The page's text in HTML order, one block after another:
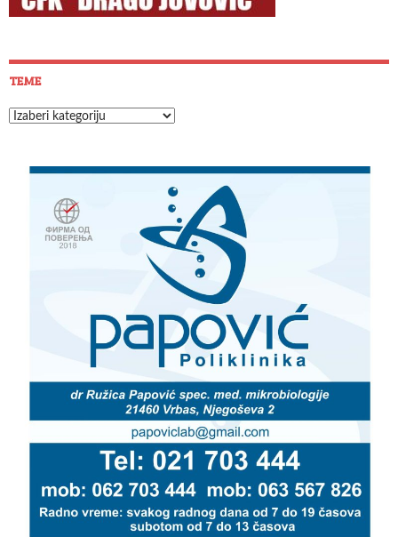
TEME
Teme